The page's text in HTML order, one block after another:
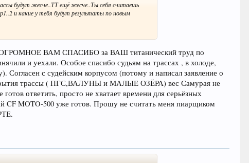
будут жесче..ТТ ещё жесче..Ты себя считаешь
и какие у тебя будут результаты по новым
ВАМ СПАСИБО за ВАШ титанический труд по
и уехали. Особое спасибо судьям на трассах , в холоде,
Согласен с судейским корпусом (потому и написал заявление о
трассы ( ПГС,ВАЛУНЫ и МАЛЫЕ ОЗЁРА) вес Самурая не
ответить, просто не хватает времени для серьёзных
CF MOTO-500 уже готов. Прошу не считать меня пиарщиком